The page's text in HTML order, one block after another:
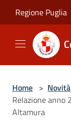
Regione Puglia
Home > Novità
Relazione anno
Altamura